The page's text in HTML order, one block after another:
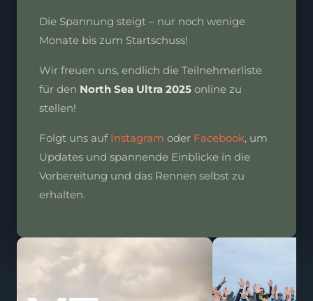
Die Spannung steigt – nur noch wenige
Monate bis zum Startschuss!
Wir freuen uns, endlich die Teilnehmerliste
für den North Sea Ultra 2025 online zu
stellen!
Folgt uns auf Instagram oder Facebook, um
Updates und spannende Einblicke in die
Vorbereitung und das Rennen selbst zu
erhalten.